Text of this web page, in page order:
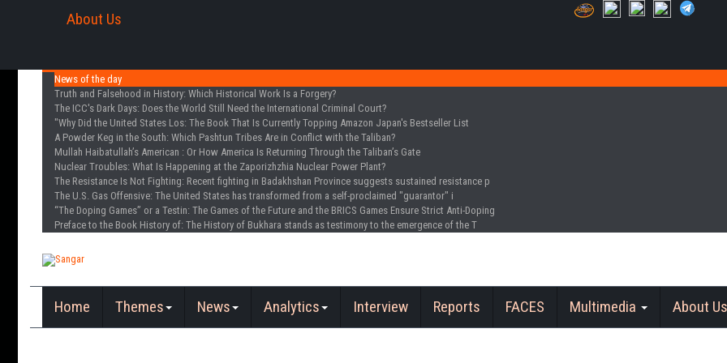
About Us
News of the day
Truth and Falsehood in History: Which Historical Work Is a Forgery?
The ICC's Dark Days: Does the World Still Need the International Criminal Court?
"Why Did the United States Los: The Book That Is Currently Topping Amazon Japan's Bestseller List
A Powder Keg in the South: Which Pashtun Tribes Are in Conflict with the Taliban?
Mullah Haibatullah’s American : Or How America Is Returning Through the Taliban’s Gate
Nuclear Troubles: What Is Happening at the Zaporizhzhia Nuclear Power Plant?
The Resistance Is Not Fighting: Recent fighting in Badakhshan Province suggests sustained resistance p
The U.S. Gas Offensive: The United States has transformed from a self-proclaimed "guarantor" i
“The Doping Games” or a Testin: The Games of the Future and the BRICS Games Ensure Strict Anti-Doping
Preface to the Book History of: The History of Bukhara stands as testimony to the emergence of the T
Home Themes News Analytics Interview Reports FACES Multimedia About Us